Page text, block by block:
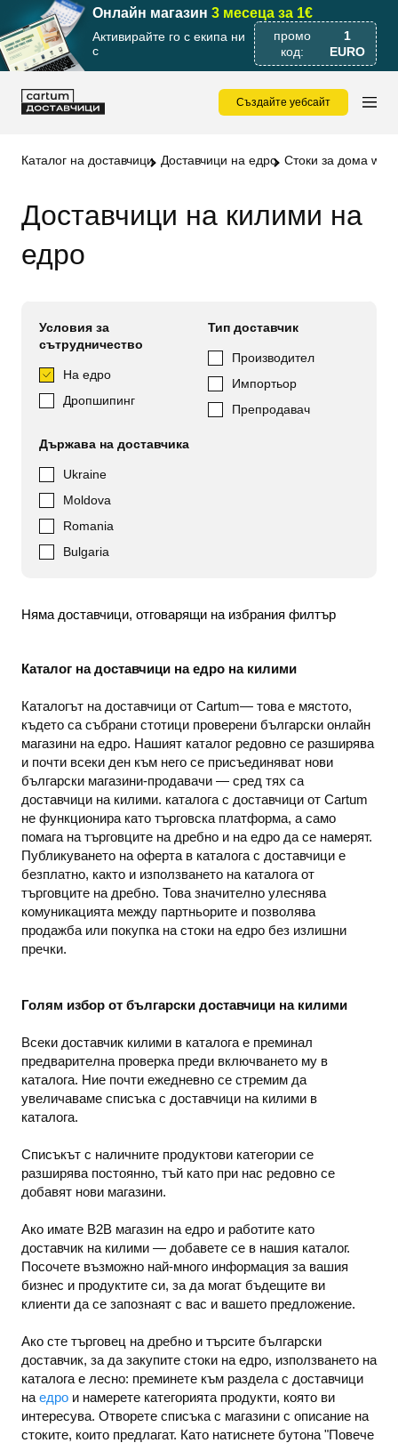
Онлайн магазин 3 месеца за 1€
Активирайте го с екипа ни
с
промо
код:
1
EURO
Създайте уебсайт
Каталог на доставчици Доставчици на едро Стоки за дома
Доставчици на килими на
едро
Условия за
сътрудничество
На едро
Дропшипинг
Тип доставчик
Производител
Импортьор
Препродавач
Държава на доставчика
Ukraine
Moldova
Romania
Bulgaria
Няма доставчици, отговарящи на избрания филтър
Каталог на доставчици на едро на килими
Каталогът на доставчици от Cartum— това е мястото,
където са събрани стотици проверени български онлайн
магазини на едро. Нашият каталог редовно се разширява
и почти всеки ден към него се присъединяват нови
български магазини-продавачи — сред тях са
доставчици на килими. каталога с доставчици от Cartum
не функционира като търговска платформа, а само
помага на търговците на дребно и на едро да се намерят.
Публикуването на оферта в каталога с доставчици е
безплатно, както и използването на каталога от
търговците на дребно. Това значително улеснява
комуникацията между партньорите и позволява
продажба или покупка на стоки на едро без излишни
пречки.
Голям избор от български доставчици на килими
Всеки доставчик килими в каталога е преминал
предварителна проверка преди включването му в
каталога. Ние почти ежедневно се стремим да
увеличаваме списъка с доставчици на килими в
каталога.
Списъкът с наличните продуктови категории се
разширява постоянно, тъй като при нас редовно се
добавят нови магазини.
Ако имате B2B магазин на едро и работите като
доставчик на килими — добавете се в нашия каталог.
Посочете възможно най-много информация за вашия
бизнес и продуктите си, за да могат бъдещите ви
клиенти да се запознаят с вас и вашето предложение.
Ако сте търговец на дребно и търсите български
доставчик, за да закупите стоки на едро, използването на
каталога е лесно: преминете към раздела с доставчици
на едро и намерете категорията продукти, която ви
интересува. Отворете списъка с магазини с описание на
стоките, които предлагат. Като натиснете бутона "Повече